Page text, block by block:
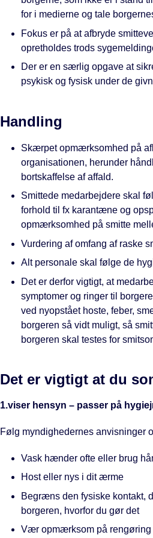
for i medierne og tale
Fokus er på at afbryde
opretholdes trods
Der er en særlig opgave at
psykisk og fysisk under de
Handling
Skærpet opmærksomhed på
organisationen, herunder
bortskaffelse af affald.
Smittede medarbejdere skal
forhold til fx karantæne og
opmærksomhed på smitte
Vurdering af omfang af raske
Alt personale skal følge de
Det er derfor vigtigt, at
symptomer og ringer til
ved nyopstået hoste, feber,
borgeren så vidt muligt, så
borgeren skal testes for
Det er vigtigt at du
1.viser hensyn – passer på
Følg myndighedernes anvisninger
Vask hænder ofte eller brug
Host eller nys i dit ærme
Begræns den fysiske kontakt,
borgeren, hvorfor du gør det
Vær opmærksom på rengøring